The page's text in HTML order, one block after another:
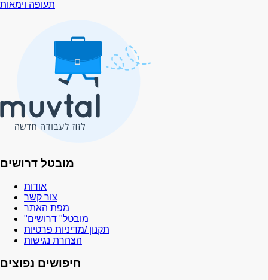
תעופה וימאות
מובטל דרושים
אודות
צור קשר
מפת האתר
"מובטל" דרושים
תקנון /מדיניות פרטיות
הצהרת נגישות
חיפושים נפוצים